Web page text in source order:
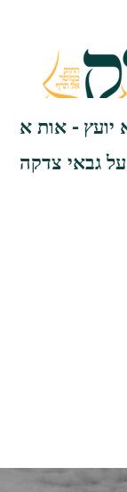
גבאי צדקה